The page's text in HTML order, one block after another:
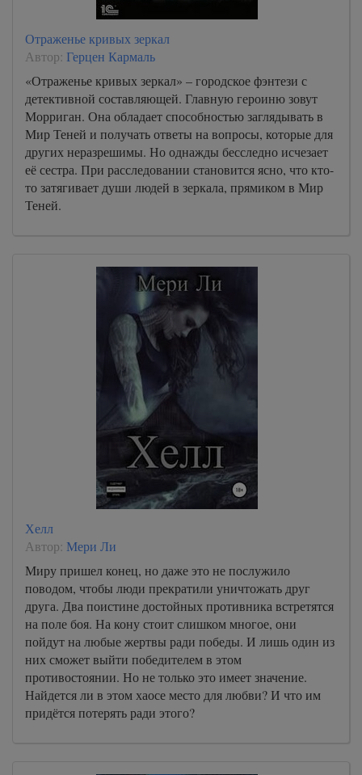
Отраженье кривых зеркал
Автор: Герцен Кармаль
«Отраженье кривых зеркал» – городское фэнтези с
детективной составляющей. Главную героиню зовут
Морриган. Она обладает способностью заглядывать в
Мир Теней и получать ответы на вопросы, которые для
других неразрешимы. Но однажды бесследно исчезает
её сестра. При расследовании становится ясно, что кто-
то затягивает души людей в зеркала, прямиком в Мир
Теней.
Хелл
Автор: Мери Ли
Миру пришел конец, но даже это не послужило
поводом, чтобы люди прекратили уничтожать друг
друга. Два поистине достойных противника встретятся
на поле боя. На кону стоит слишком многое, они
пойдут на любые жертвы ради победы. И лишь один из
них сможет выйти победителем в этом
противостоянии. Но не только это имеет значение.
Найдется ли в этом хаосе место для любви? И что им
придётся потерять ради этого?